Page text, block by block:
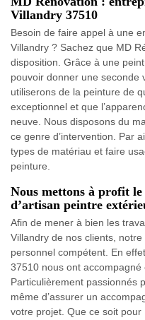
Villandry 37510
Besoin de faire appel à une
Villandry ? Sachez que MD
disposition. Grâce à une
pouvoir donner une seconde
utiliserons de la peinture de
exceptionnel et que
neuve. Nous disposons du
ce genre d’intervention. Par
types de matériau et faire
peinture.
Nous mettons à profit
d’artisan peintre
Afin de mener à bien les
Villandry de nos clients, notre
personnel compétent. En
37510 nous ont
Particulièrement passionnés
même d’assurer un
votre projet. Que ce soit